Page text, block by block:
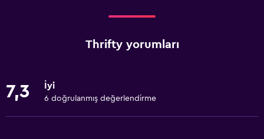
Thrifty yorumları
7,3 İyi
6 doğrulanmış değerlendirme